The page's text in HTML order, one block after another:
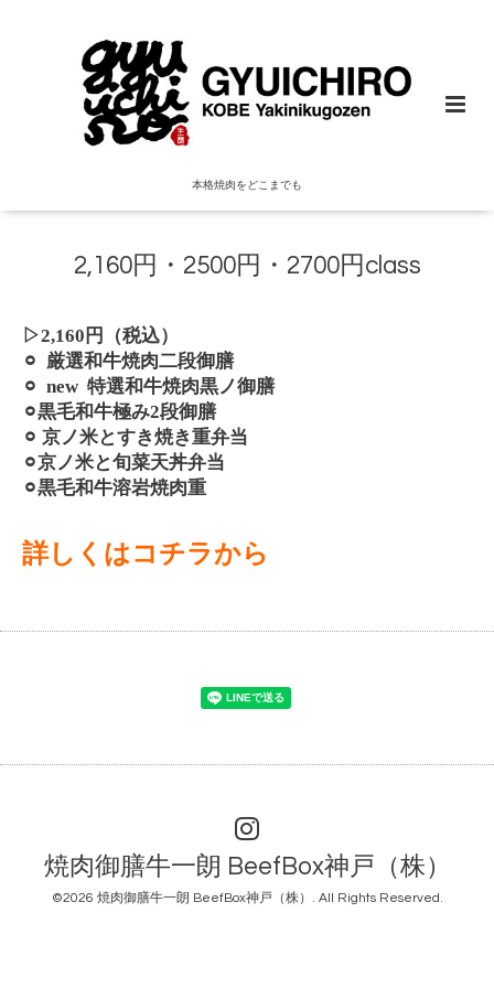
本格焼肉をどこまでも
2,160円・2500円・2700円class
▷2,160 円（税込）
⚪︎ 厳選和牛焼肉二段御膳
⚪︎ new 特選和牛焼肉黒ノ御膳
⚪︎黒毛和牛極み2段御膳
⚪︎ 京ノ米とすき焼き重弁当
⚪︎京ノ米と旬菜天丼弁当
⚪︎黒毛和牛溶岩焼肉重
詳しくはコチラから
焼肉御膳牛一朗 BeefBox神戸（株）
©2026 焼肉御膳牛一朗 BeefBox神戸（株） . All Rights Reserved.